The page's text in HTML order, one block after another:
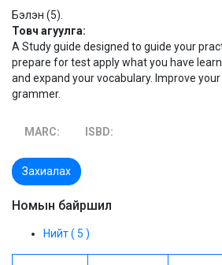
Бэлэн (5).
Товч агуулга:
A Study guide designed to guide your
prepare for test apply what you have
and expand your vocabulary. Improve
grammer.
MARC: ISBD:
Захиалах
Номын байршил
Нийт ( 5 )